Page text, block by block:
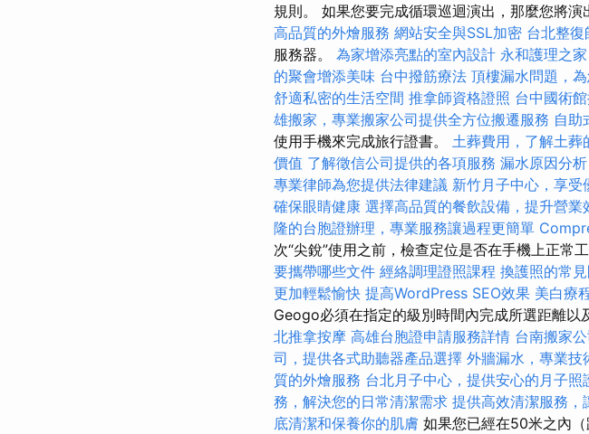
規則。 如果您要完成循環巡迴演出，那麼您將演
高品質的外燴服務 網站安全與SSL加密 台北整復
服務器。 為家增添亮點的室內設計 永和護理之
的聚會增添美味 台中撥筋療法 頂樓漏水問題，
舒適私密的生活空間 推拿師資格證照 台中國術
雄搬家，專業搬家公司提供全方位搬遷服務 自助
使用手機來完成旅行證書。 土葬費用，了解土
價值 了解徵信公司提供的各項服務 漏水原因分
專業律師為您提供法律建議 新竹月子中心，享受
確保眼睛健康 選擇高品質的餐飲設備，提升營業
隆的台胞證辦理，專業服務讓過程更簡單
次“尖銳”使用之前，檢查定位是否在手機上正常
要攜帶哪些文件 經絡調理證照課程 換護照的常
更加輕鬆愉快 提高WordPress SEO效果 美白療
Geogo必須在指定的級別時間內完成所選距離
北推拿按摩 高雄台胞證申請服務詳情 台南搬家
司，提供各式助聽器產品選擇 外牆漏水，專業技
質的外燴服務 台北月子中心，提供安心的月子照
務，解決您的日常清潔需求 提供高效清潔服務，
底清潔和保養你的肌膚 如果您已經在50米之內（